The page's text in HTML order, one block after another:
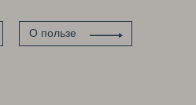
О пользе